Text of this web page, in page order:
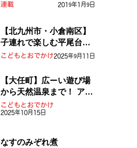
連載 2019年1月9日
【北九州市・小倉南区】
子連れで楽しむ平尾台！
ふしぎな草原や千仏鍾乳
こどもとおでかけ2025年9月11日
【大任町】広ーい遊び場
から天然温泉まで！ アミ
ューズメントな道の駅・
おおとう桜街道
こどもとおでかけ
2025年10月15日
なすのみぞれ煮